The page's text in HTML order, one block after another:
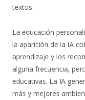
textos.
La educación
la aparición de la IA
aprendizaje y los
alguna frecuencia,
educativas. La IA
más y mejores